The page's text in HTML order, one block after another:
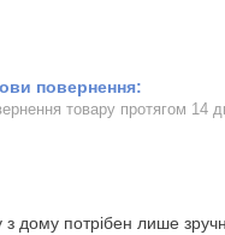
товару протягом 14
дому потрібен лише